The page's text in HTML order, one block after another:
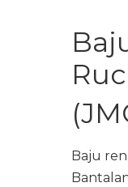
Baju